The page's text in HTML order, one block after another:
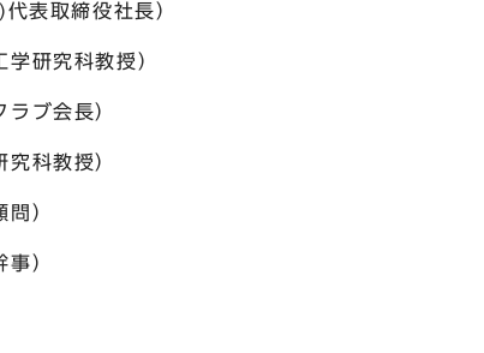
表取締役社長）
学研究科教授）
ラブ会長）
究科教授）
問）
事）